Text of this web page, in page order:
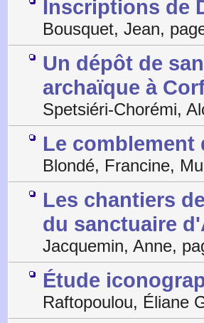
Inscriptions de
Bousquet, Jean,
Un dépôt de
archaïque à
Spetsiéri-Chorémi,
Le
Blondé, Francine,
Les chantiers
du sanctuaire
Jacquemin, Anne,
Étude
Raftopoulou, Éliane